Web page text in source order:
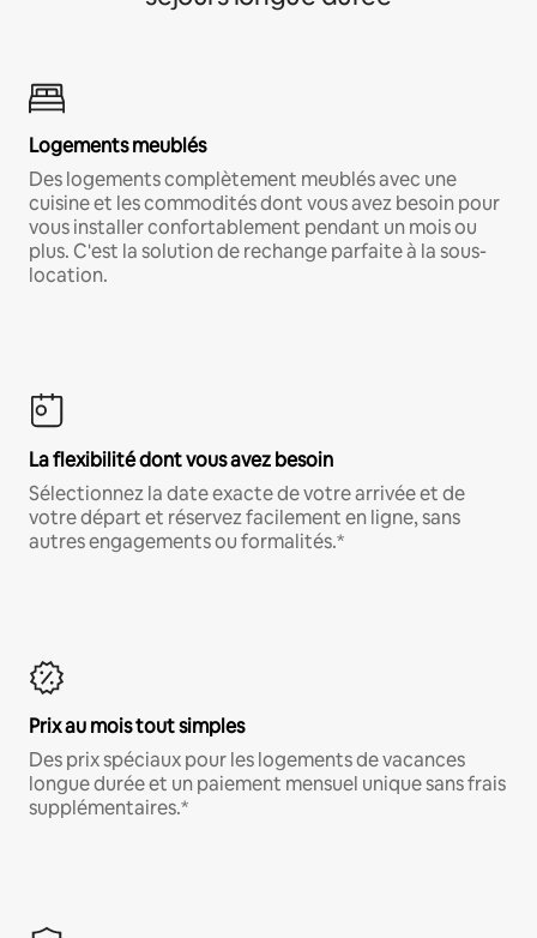
Logements meublés
Des logements complètement meublés avec une
cuisine et les commodités dont vous avez besoin pour
vous installer confortablement pendant un mois ou
plus. C'est la solution de rechange parfaite à la sous-
location.
La flexibilité dont vous avez besoin
Sélectionnez la date exacte de votre arrivée et de
votre départ et réservez facilement en ligne, sans
autres engagements ou formalités.*
Prix au mois tout simples
Des prix spéciaux pour les logements de vacances
longue durée et un paiement mensuel unique sans frais
supplémentaires.*